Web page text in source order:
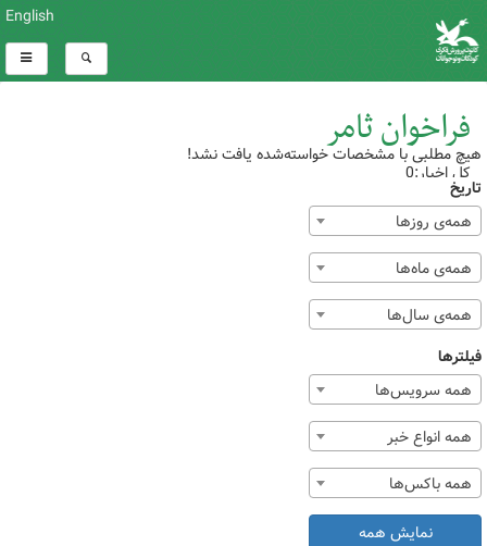
English
فراخوان ثامر
کل اخبار:0
هیچ مطلبی با مشخصات خواسته‌شده یافت نشد!
تاریخ
همه‌ی روزها
همه‌ی ماه‌ها
همه‌ی سال‌ها
فیلترها
همه سرویس‌ها
همه انواع خبر
همه باکس‌ها
نمایش همه